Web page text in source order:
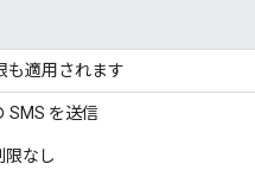
も適用されます
SMS を送信
限なし